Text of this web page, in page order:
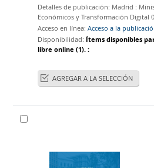
Detalles de publicación: Madrid :
Económicos y Transformación Digital
Acceso en línea:Acceso a la
Disponibilidad: Ítems disponibles
libre online (1).:
AGREGAR A LA SELECCIÓN